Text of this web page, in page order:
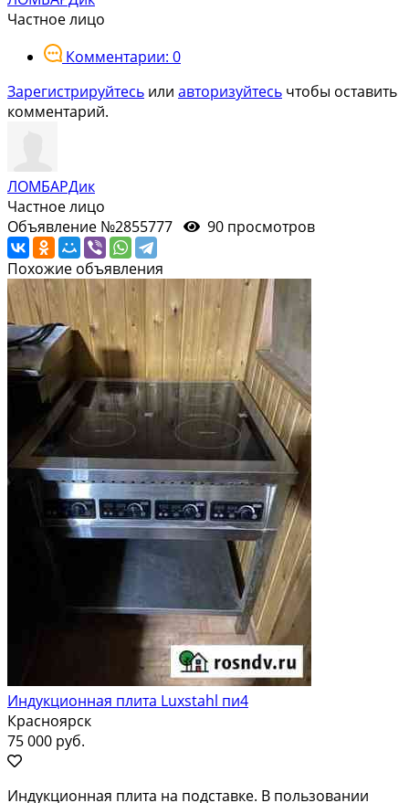
Частное лицо
Комментарии: 0
Зарегистрируйтесь или авторизуйтесь чтобы оставить
комментарий.
ЛОМБАРДик
Частное лицо
Объявление №2855777
90 просмотров
Похожие объявления
Индукционная плита Luxstahl пи4
Красноярск
75 000 руб.
Индукционная плита на подставке. В пользовании